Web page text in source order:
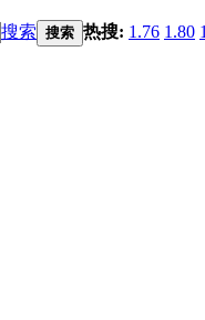
搜索 搜索 热搜: 1.76 1.80